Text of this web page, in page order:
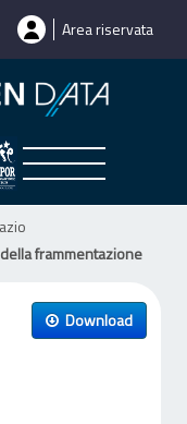
Area riservata
frammentazione
Download